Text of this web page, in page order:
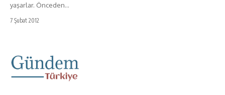
yaşarlar. Önceden…
7 Şubat 2012